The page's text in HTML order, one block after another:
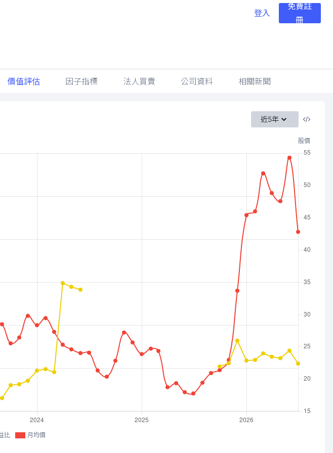
登入
免費註
冊
價值評估 因子指標 法人買賣 公司資料 相關新聞
近5年
比 月均價